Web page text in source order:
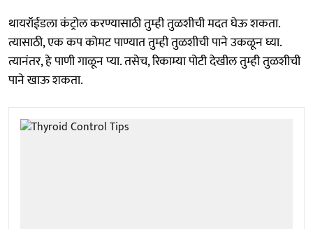
थायरॉईडला कंट्रोल करण्यासाठी तुम्ही तुळशीची मदत घेऊ शकता.
त्यासाठी, एक कप कोमट पाण्यात तुम्ही तुळशीची पाने उकळून घ्या.
त्यानंतर, हे पाणी गाळून प्या. तसेच, रिकाम्या पोटी देखील तुम्ही तुळशीची
पाने खाऊ शकता.